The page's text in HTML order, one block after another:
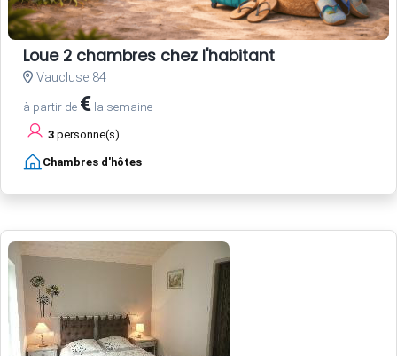
Loue 2 chambres chez l'habitant
Vaucluse 84
à partir de € la semaine
3 personne(s)
Chambres d'hôtes